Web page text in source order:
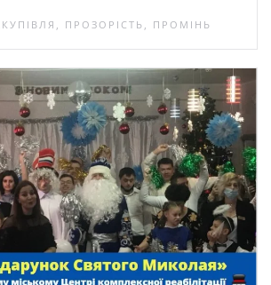
ПРОЗОРІСТЬ, ПРОМІНЬ